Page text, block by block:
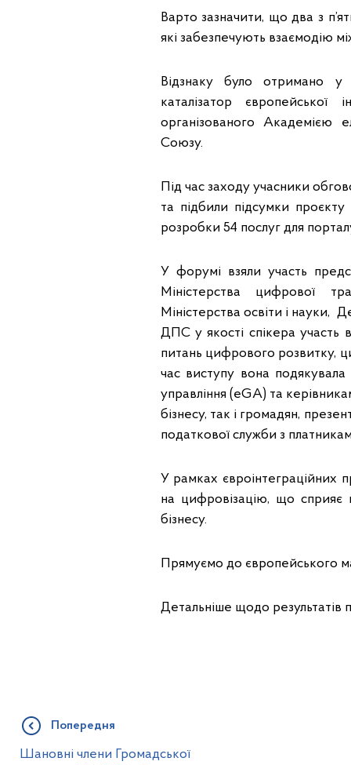
Варто зазначити, що два з
які забезпечують взаємодію
Відзнаку було отримано
каталізатор європейської
організованого Академією
Союзу.
Під час заходу учасники
та підбили підсумки
розробки 54 послуг для
У форумі взяли участь
Міністерства цифрової
Міністерства освіти і науки,
ДПС у якості спікера участь
питань цифрового розвитку,
час виступу вона подякувала
управління (eGA) та
бізнесу, так і громадян,
податкової служби з
У рамках євроінтеграційних
на цифровізацію, що сприяє
бізнесу.
Прямуємо до європейського
Детальніше щодо
Попередня
Шановні члени Громадської